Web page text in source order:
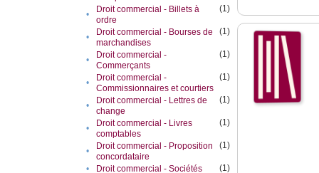
•
Droit commercial - Billets à
ordre
(1)
•
Droit commercial - Bourses de
marchandises
(1)
•
Droit commercial -
Commerçants
(1)
•
Droit commercial -
Commissionnaires et courtiers
(1)
•
Droit commercial - Lettres de
change
(1)
•
Droit commercial - Livres
comptables
(1)
•
Droit commercial - Proposition
concordataire
(1)
• Droit commercial - Sociétés
(1)